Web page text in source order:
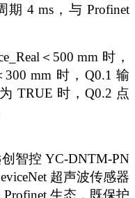
期 4 ms，与 Profinet
＜500 mm 时，
mm 时，Q0.1 输
TRUE 时，Q0.2 点
智控 YC-DNTM-PN
超声波传感器
生态，既保护